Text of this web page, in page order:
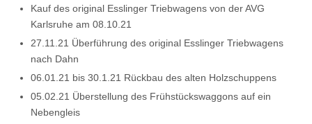
Kauf des original Esslinger Triebwagens von der AVG
Karlsruhe am 08.10.21
27.11.21 Überführung des original Esslinger Triebwagens
nach Dahn
06.01.21 bis 30.1.21 Rückbau des alten Holzschuppens
05.02.21 Überstellung des Frühstückswaggons auf ein
Nebengleis